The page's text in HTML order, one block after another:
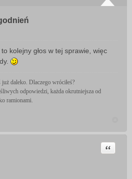
kolejny głos w tej sprawie, więc
już daleko. Dlaczego wróciłeś?
odpowiedzi, każda okrutniejsza od
ramionami.
Cytuj